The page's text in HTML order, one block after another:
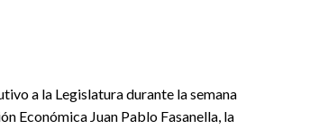
a la Legislatura durante la semana
Económica Juan Pablo Fasanella, la